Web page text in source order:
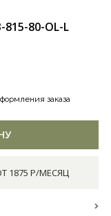
815-80-OL-L
заказа
1875 Р/МЕСЯЦ